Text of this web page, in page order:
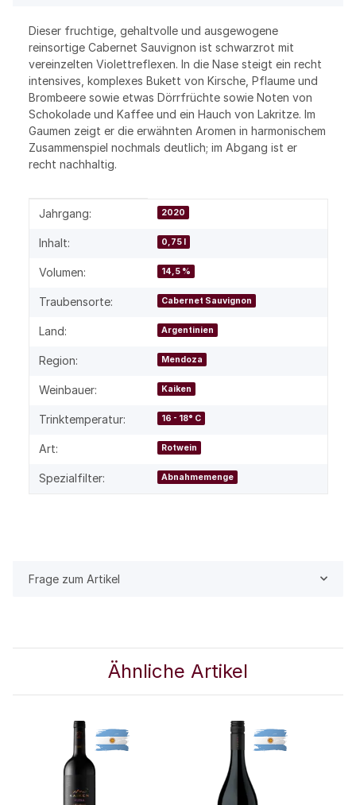
Dieser fruchtige, gehaltvolle und ausgewogene
reinsortige Cabernet Sauvignon ist schwarzrot mit
vereinzelten Violettreflexen. In die Nase steigt ein recht
intensives, komplexes Bukett von Kirsche, Pflaume und
Brombeere sowie etwas Dörrfrüchte sowie Noten von
Schokolade und Kaffee und ein Hauch von Lakritze. Im
Gaumen zeigt er die erwähnten Aromen in harmonischem
Zusammenspiel nochmals deutlich; im Abgang ist er
recht nachhaltig.
Produkteigenschaft
Wert
Jahrgang: 2020
Inhalt: 0,75 l
Volumen: 14,5 %
Traubensorte: Cabernet Sauvignon
Land: Argentinien
Region: Mendoza
Weinbauer: Kaiken
Trinktemperatur: 16 - 18° C
Art: Rotwein
Spezialfilter: Abnahmemenge
Frage zum Artikel
Ähnliche Artikel